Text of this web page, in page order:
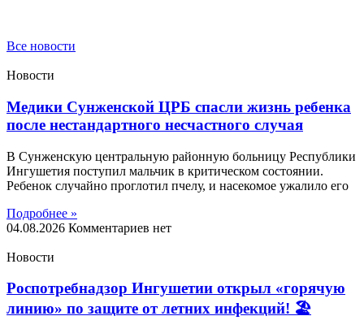
Все новости
Новости
Медики Сунженской ЦРБ спасли жизнь ребенка
после нестандартного несчастного случая
В Сунженскую центральную районную больницу Республики
Ингушетия поступил мальчик в критическом состоянии.
Ребенок случайно проглотил пчелу, и насекомое ужалило его
Подробнее »
04.08.2026 Комментариев нет
Новости
Роспотребнадзор Ингушетии открыл «горячую
линию» по защите от летних инфекций! 🏖